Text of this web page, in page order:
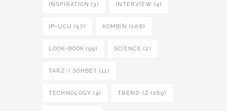
INSPIRATION (3) INTERVIEW (4)
İP-UCU (57) KOMBIN (106)
LOOK-BOOK (99) SCIENCE (2)
TARZ-I SOHBET (11)
TECHNOLOGY (4) TREND-IZ (189)